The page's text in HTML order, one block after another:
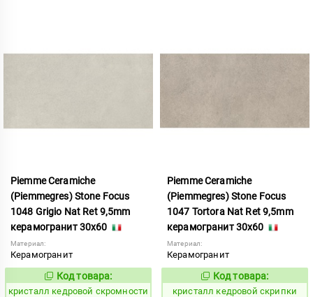
Piemme Ceramiche
(Piemmegres) Stone Focus
1048 Grigio Nat Ret 9,5mm
керамогранит 30x60
Материал:
Керамогранит
817343
Код товара:
кристалл кедровой скромности
Piemme Ceramiche
(Piemmegres) Stone Focus
1047 Tortora Nat Ret 9,5mm
керамогранит 30x60
Материал:
Керамогранит
817342
Код товара:
кристалл кедровой скрипки